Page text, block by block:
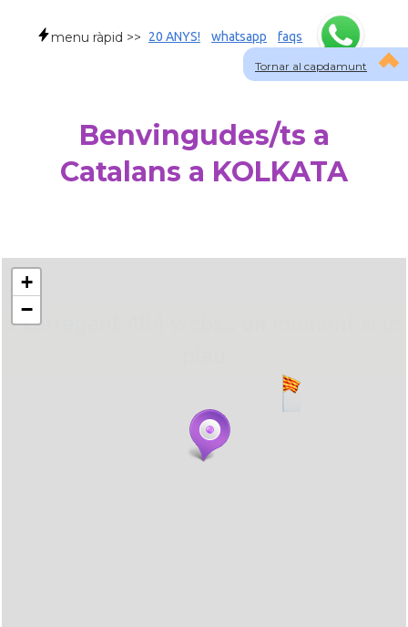
Tornar al capdamunt
menu ràpid >> 20 ANYS! whatsapp faqs
Benvingudes/ts a
Catalans a KOLKATA
... carregant 484 webs... un moment si us
+
−